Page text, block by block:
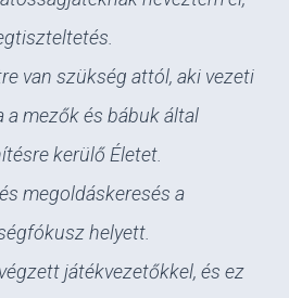
van szükség attól, aki vezeti
a mezők és bábuk által
kerülő Életet.
megoldáskeresés a
helyett.
játékvezetőkkel, és ez